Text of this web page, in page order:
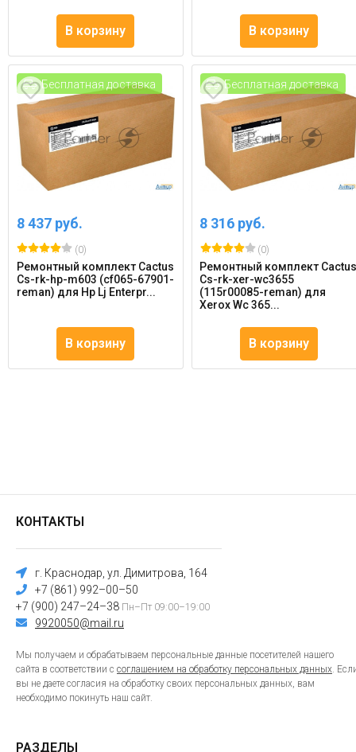
В корзину В корзину
Бесплатная доставка
8 437 руб.
(0)
Ремонтный комплект Cactus
Cs-rk-hp-m603 (cf065-67901-
reman) для Hp Lj Enterpr...
В корзину
Бесплатная доставка
8 316 руб.
(0)
Ремонтный комплект
Cs-rk-xer-wc3655
(115r00085-reman) для
Xerox Wc 365...
В корзину
КОНТАКТЫ
г. Краснодар, ул. Димитрова, 164
+7 (861) 992–00–50
+7 (900) 247–24–38 Пн–Пт 09:00–19:00
9920050@mail.ru
Мы получаем и обрабатываем персональные данные посетителей нашего
сайта в соответствии с соглашением на обработку персональных данных.
вы не даете согласия на обработку своих персональных данных, вам
необходимо покинуть наш сайт.
РАЗДЕЛЫ